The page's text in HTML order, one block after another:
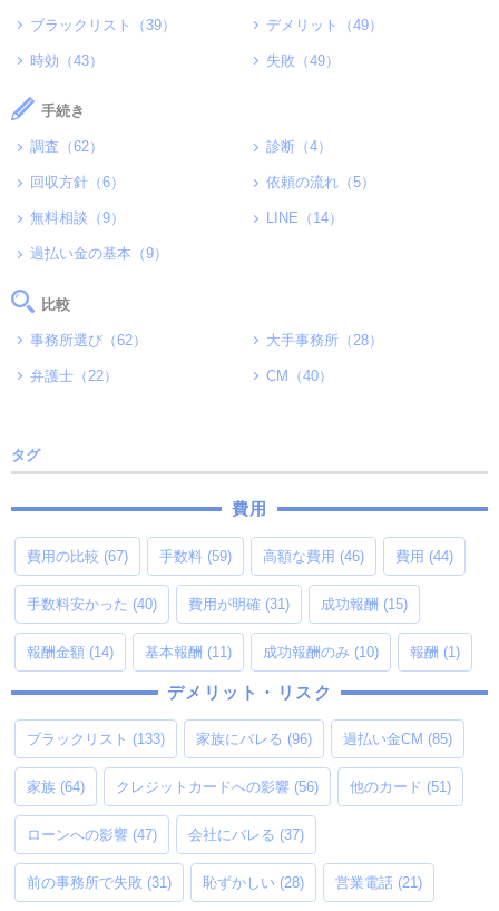
ブラックリスト（39） デメリット（49）
時効（43） 失敗（49）
手続き
調査（62） 診断（4）
回収方針（6） 依頼の流れ（5）
無料相談（9） LINE（14）
過払い金の基本（9）
比較
事務所選び（62） 大手事務所（28）
弁護士（22） CM（40）
タグ
費用
費用の比較 (67) 手数料 (59) 高額な費用 (46) 費用 (44)
手数料安かった (40) 費用が明確 (31) 成功報酬 (15)
報酬金額 (14) 基本報酬 (11) 成功報酬のみ (10) 報酬 (1)
デメリット・リスク
ブラックリスト (133) 家族にバレる (96) 過払い金CM (85)
家族 (64) クレジットカードへの影響 (56) 他のカード (51)
ローンへの影響 (47) 会社にバレる (37)
前の事務所で失敗 (31) 恥ずかしい (28) 営業電話 (21)